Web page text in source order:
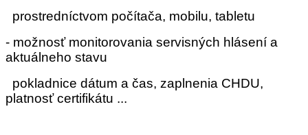
prostredníctvom počítača, mobilu, tabletu
- možnosť monitorovania servisných hlásení a
aktuálneho stavu
pokladnice dátum a čas, zaplnenia CHDU,
platnosť certifikátu ...